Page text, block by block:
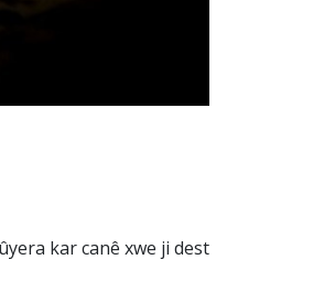
kar canê xwe ji dest